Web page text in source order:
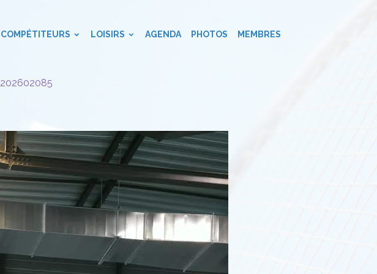
COMPÉTITEURS LOISIRS AGENDA PHOTOS MEMBRES
202602085